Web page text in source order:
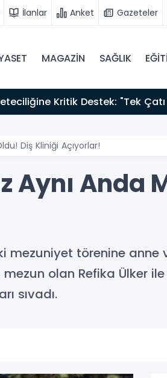
İlanlar Anket Gazeteler
MAGAZİN SAĞLIK
Diş Kliniği Açıyorlar!
Aynı Anda
mezuniyet törenine anne
olan Refika Ülker
sıvadı.